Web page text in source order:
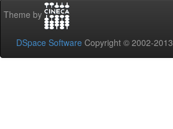
Theme by
DSpace Software Copyright © 2002-2013